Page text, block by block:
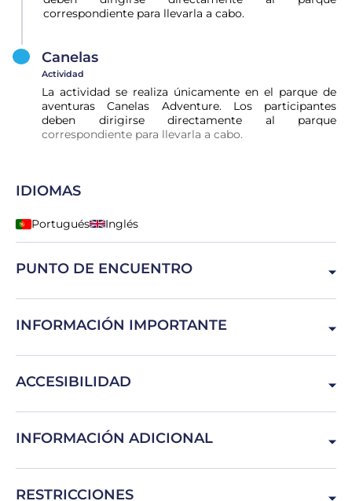
correspondiente para llevarla a cabo.
Canelas
Actividad
La actividad se realiza únicamente en el parque de
aventuras Canelas Adventure. Los participantes
deben dirigirse directamente al parque
correspondiente para llevarla a cabo.
IDIOMAS
Portugués Inglés
PUNTO DE ENCUENTRO
R. do Alto da Serra, Pedroso, Portugal
INFORMACIÓN IMPORTANTE
vestimenta, la ropa y el calzado adecuados.
ACCESIBILIDAD
El parque de aventuras Canelas Adventure está ubicado en
la sierra de Canelas, donde las personas con movilidad
INFORMACIÓN ADICIONAL
RESTRICCIONES